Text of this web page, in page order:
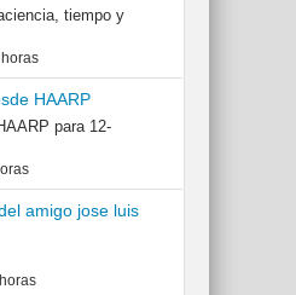
tiempo y
HAARP
para 12-
amigo jose luis